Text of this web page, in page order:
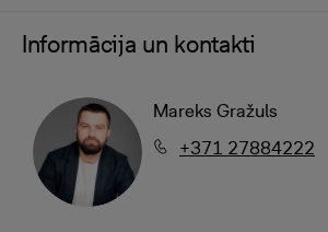
Informācija un kontakti
Mareks Gražuls
+371 27884222